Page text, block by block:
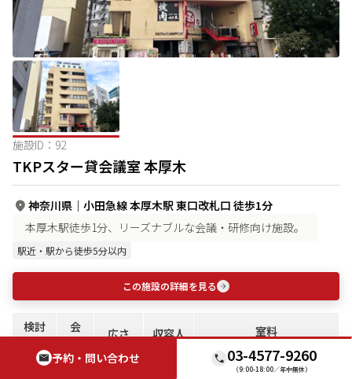
施設ID： 92
TKPスター貸会議室 本厚木
神奈川県 ｜ 小田急線 本厚木駅 東口改札口 徒歩1分
本厚木駅徒歩1分、リーズナブルな会議・研修向け施設。
駅近・駅から徒歩5分以内
この施設の詳細を見る
検討
リス
ト
会
場
名
広さ
収容人
室料
示します
予約・問い合わせ 03-4577-9260
（9:00-18:00／年中無休）